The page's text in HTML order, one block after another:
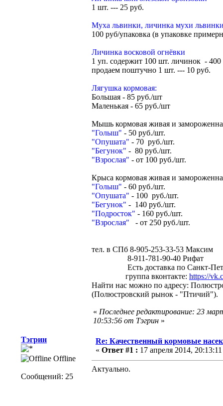
1 шт. --- 25 руб.
Муха львинки, личинка мухи
100 руб/упаковка (в упаковке
Личинка восковой огнёвки
1 уп. содержит 100 шт. личинок - 400
продаем поштучно 1 шт. --- 10 руб.
Лягушка кормовая:
Большая - 85 руб./шт
Маленькая - 65 руб./шт
Мышь кормовая живая и
"Голыш" - 50 руб./шт.
"Опушата" - 70 руб./шт.
"Бегунок" - 80 руб./шт.
"Взрослая" - от 100 руб./шт.
Крыса кормовая живая и
"Голыш" - 60 руб./шт.
"Опушата" - 100 руб./шт.
"Бегунок" - 140 руб./шт.
"Подросток" - 160 руб./шт.
"Взрослая"
- от 250 руб./шт.
тел. в СПб 8-905-253-33-53 Максим
8-911-781-90-40 Рифат
Есть доставка по Санкт-
группа вконтакте: https://
Найти нас можно по адресу:
(Полюстровский рынок - "Птичий").
« Последнее редактирование: 23
10:53:56 от Тэгрин »
Тэгрин
Offline
Сообщений: 25
Re: Качественный кормовые
« Ответ #1 : 17 апреля 2014,
Актуально.